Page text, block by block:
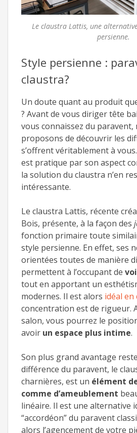
Le claustra Lattis, une
persienne.
Style persienne :
claustra?
Un doute quant au produit
? Avant de vous diriger tête
vous connaissez du paravent,
proposons de découvrir les
s’offrent véritablement à
est pratique par son aspect
la solution du claustra n’en
intéressante.
Le claustra Lattis, récente
Bois, présente, à la façon des
fonction primaire toute
style persienne. En effet, ses
orientées toutes de manière
permettent à l’occupant de
tout en apportant un
modernes. Il est alors idéal en
concentration est de rigueur.
salon, vous pourrez le
avoir un espace plus intime.
Son plus grand avantage
différence du paravent, le
charnières, est un élément
comme d’ameublement
linéaire. Il est une alternative
“accordéon” du paravent
alors l’agencement de votre